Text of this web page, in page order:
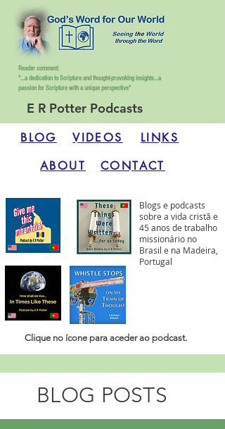
Reader comment:
"...a dedication to Scripture and thought-provoking insights...a
passion for Scripture with a unique perspective"
BLOG VIDEOS
LINKS
ABOUT
CONTACT
Blogs e podcasts
sobre a vida cristã e
45 anos de trabalho
missionário no
Brasil e na Madeira,
Portugal
Clique no ícone para aceder ao podcast.
E R Potter Podcasts
BLOG POSTS